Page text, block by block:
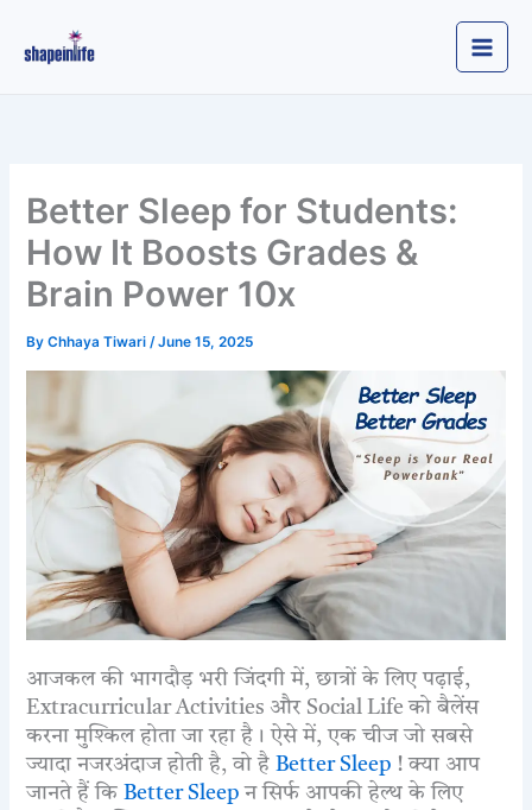
content
Better Sleep for Students:
How It Boosts Grades &
Brain Power 10x
ByChhaya Tiwari/June 15, 2025
आजकल की भागदौड़ भरी जिंदगी में, छात्रों के लिए पढ़ाई,
Extracurricular Activities और Social Life को बैलेंस
करना मुश्किल होता जा रहा है। ऐसे में, एक चीज जो सबसे
ज्यादा नजरअंदाज होती है, वो हैBetter Sleep ! क्या आप
जानते हैं कि Better Sleepन सिर्फ आपकी हेल्थ के लिए